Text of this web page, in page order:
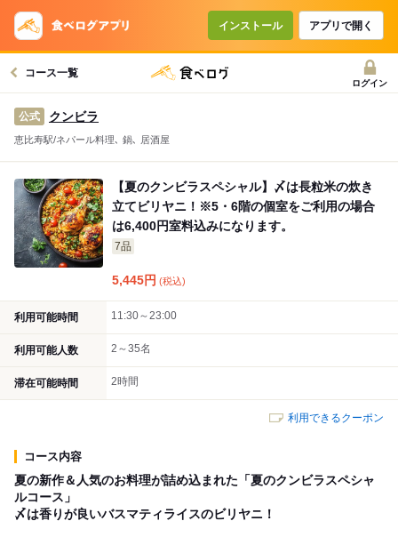
インストール アプリで開く
コース一覧
ログイン
公式 クンビラ
恵比寿駅/ネパール料理､ 鍋､ 居酒屋
【夏のクンビラスペシャル】〆は長粒米の炊き
立てビリヤニ！※5・6階の個室をご利用の場合
は6,400円室料込みになります。
7品
5,445円 (税込)
利用可能時間 11:30～23:00
利用可能人数 2～35名
滞在可能時間 2時間
利用できるクーポン
コース内容
夏の新作＆人気のお料理が詰め込まれた「夏のクンビラスペシャ
ルコース」
〆は香りが良いバスマティライスのビリヤニ！
コースで使えるクーポン
戻る
クーポンを利用せず予約する